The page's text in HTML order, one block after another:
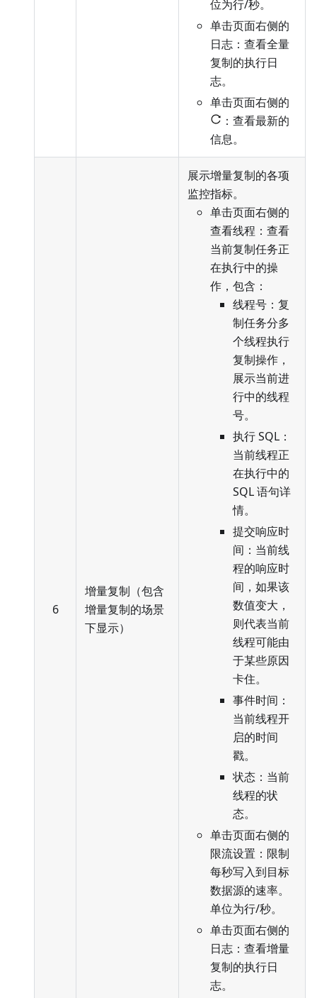
位为行/秒。
单击页面右侧的
日志：查看全量
复制的执行日
志。
单击页面右侧的
：查看最新的
信息。
6
增量复制（包含
增量复制的场景
下显示）
展示增量复制的各项
监控指标。
单击页面右侧的
查看线程：查看
当前复制任务正
在执行中的操
作，包含：
线程号：复
制任务分多
个线程执行
复制操作，
展示当前进
行中的线程
号。
执行 SQL：
当前线程正
在执行中的
SQL 语句详
情。
提交响应时
间：当前线
程的响应时
间，如果该
数值变大，
则代表当前
线程可能由
于某些原因
卡住。
事件时间：
当前线程开
启的时间
戳。
状态：当前
线程的状
态。
单击页面右侧的
限流设置：限制
每秒写入到目标
数据源的速率。
单位为行/秒。
单击页面右侧的
日志：查看增量
复制的执行日
志。